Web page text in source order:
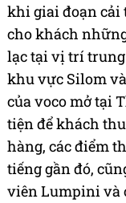
khi giai đoạn cải
cho khách
lạc tại vị trí
khu vực Silom
của voco mở tại
tiện để khách
hàng, các điểm
tiếng gần đó,
viên Lumpini và